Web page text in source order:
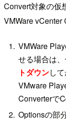
Convert対象の仮
VMWare vCenter
VMWare
せる場合は
トダウンし
VMware
Converterで
Optionsの部